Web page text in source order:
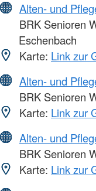
Alten- und
BRK Senioren
Eschenbach
Karte: Link zur
Alten- und
BRK Senioren
Karte: Link zur
Alten- und
BRK Senioren
Karte: Link zur